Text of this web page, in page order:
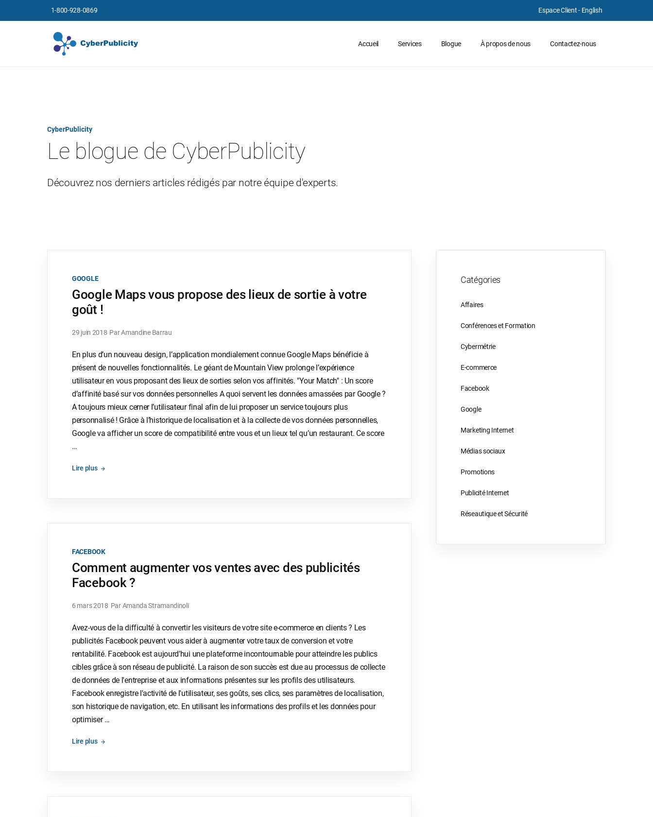
1-800-928-0869 Espace Client- English
Accueil Services Blogue À propos de nous Contactez-nous
CyberPublicity
Le blogue de CyberPublicity
Découvrez nos derniers articles rédigés par notre équipe d'experts.
GOOGLE
Google Maps vous propose des lieux de sortie à votre
goût !
29 juin 2018 Par Amandine Barrau
En plus d’un nouveau design, l’application mondialement connue Google Maps bénéficie à
présent de nouvelles fonctionnalités. Le géant de Mountain View prolonge l’expérience
utilisateur en vous proposant des lieux de sorties selon vos affinités. "Your Match" : Un score
d’affinité basé sur vos données personnelles A quoi servent les données amassées par Google ?
A toujours mieux cerner l’utilisateur final afin de lui proposer un service toujours plus
personnalisé ! Grâce à l’historique de localisation et à la collecte de vos données personnelles,
Google va afficher un score de compatibilité entre vous et un lieux tel qu’un restaurant. Ce score
…
Lire plus
FACEBOOK
Comment augmenter vos ventes avec des publicités
Facebook ?
6 mars 2018 Par Amanda Stramandinoli
Avez-vous de la difficulté à convertir les visiteurs de votre site e-commerce en clients ? Les
publicités Facebook peuvent vous aider à augmenter votre taux de conversion et votre
rentabilité. Facebook est aujourd’hui une plateforme incontournable pour atteindre les publics
cibles grâce à son réseau de publicité. La raison de son succès est due au processus de collecte
de données de l'entreprise et aux informations présentes sur les profils des utilisateurs.
Facebook enregistre l'activité de l'utilisateur, ses goûts, ses clics, ses paramètres de localisation,
son historique de navigation, etc. En utilisant les informations des profils et les données pour
optimiser …
Lire plus
Catégories
Affaires
Conférences et Formation
Cybermétrie
E-commerce
Facebook
Google
Marketing Internet
Médias sociaux
Promotions
Publicité Internet
Réseautique et Sécurité